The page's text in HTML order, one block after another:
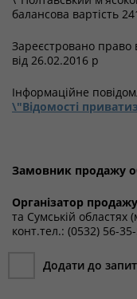
балансова вартість
Зареєстровано право
від 26.02.2016 р
Інформаційне
\"Відомості
Замовник продажу
Організатор
та Сумській областях
конт.тел.: (0532) 56-
Додати до